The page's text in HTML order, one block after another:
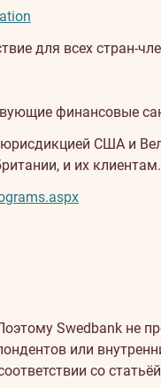
для всех стран-
финансовые
США и
и их клиентам.
Swedbank не
или
со